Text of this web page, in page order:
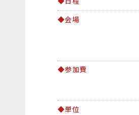
◆会場
◆参加費
◆単位